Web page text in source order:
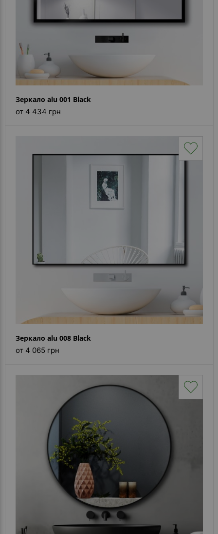
Зеркало alu 001 Black
от 4 434 грн
Зеркало alu 008 Black
от 4 065 грн